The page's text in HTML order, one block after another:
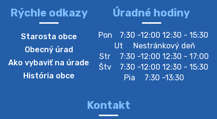
4. augusta 2026 10:05
Zberný dvor-Gyűjtőudvar
Oznamujeme obyvateľom, že v stredu 05. augusta
bude zberný dvor zatvorený. Értesítjük a lakosokat,
hogy szerdán augusztus 05-én a gyűjtőudvar zárva
lesz https://ciernybrod.sk?p=214…
Rýchle odkazy
Starosta obce
Obecný úrad
Ako vybaviť na úrade
História obce
Úradné hodiny
Pon
7:30 -12:00 12:30 - 15:30
Ut
Nestránkový deň
Str
7:30 -12:00 12:30 - 17:00
Štv
7:30 -12:00 12:30 - 15:30
Pia
7:30 -13:30
Kontakt